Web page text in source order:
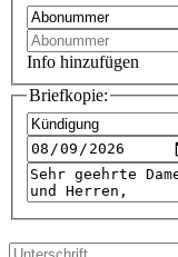
Info hinzufügen
Briefkopie: